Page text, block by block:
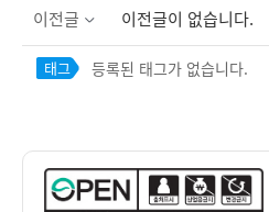
이전글 이전글이 없습니다.
태그 등록된 태그가 없습니다.